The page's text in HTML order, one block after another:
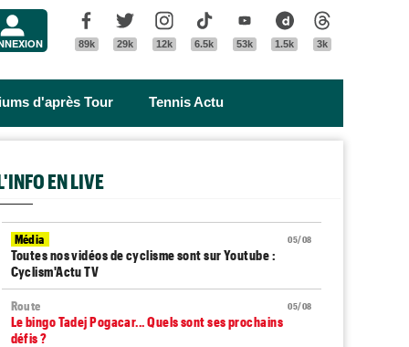
Facebook
89k
Twitter
29k
Instagram
12k
Tik Tok
6.5k
Youtube
53k
Dailymotion
1.5k 3k
d'après Tour Tennis Actu
EN LIVE
05/08
Média
Toutes nos vidéos de cyclisme sont sur Youtube :
Cyclism'Actu TV
05/08
Route
Le bingo Tadej Pogacar... Quels sont ses prochains
défis ?